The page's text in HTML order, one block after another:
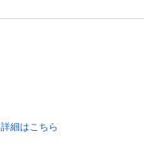
細はこちら